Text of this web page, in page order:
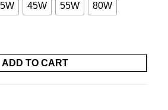
45W 55W 80W
ADD TO CART